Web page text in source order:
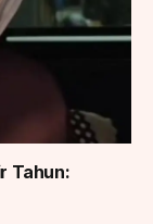
Tahun: